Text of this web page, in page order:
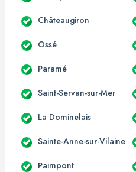
Châteaugiron
Ossé
Paramé
Saint-Servan-sur-Mer
La Dominelais
Sainte-Anne-sur-Vilaine
Paimpont